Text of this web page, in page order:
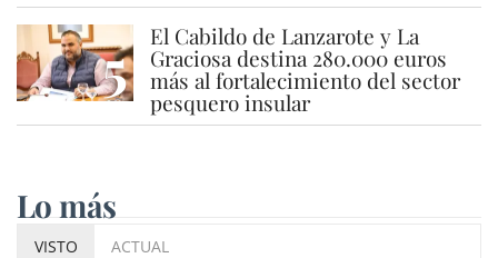
5 El Cabildo de Lanzarote y La
Graciosa destina 280.000 euros
más al fortalecimiento del sector
pesquero insular
Lo más
VISTO ACTUAL